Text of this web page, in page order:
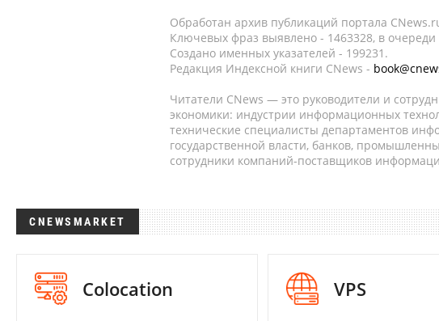
Обработан архив публикаций портала
Ключевых фраз выявлено - 1463328, в очереди
Создано именных указателей - 199231.
Редакция Индексной книги CNews -
Читатели CNews — это руководители и
экономики: индустрии информационных
технические специалисты департаментов
государственной власти, банков,
сотрудники компаний-поставщиков
CNEWSMARKET
Colocation VPS